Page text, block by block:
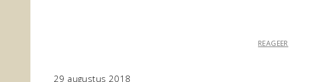
REAGEER
29 augustus 2018